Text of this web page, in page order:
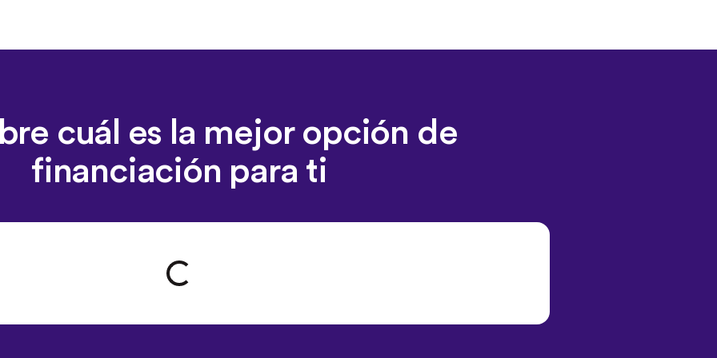
cuál es la mejor opción de
financiación para ti
Loading form...